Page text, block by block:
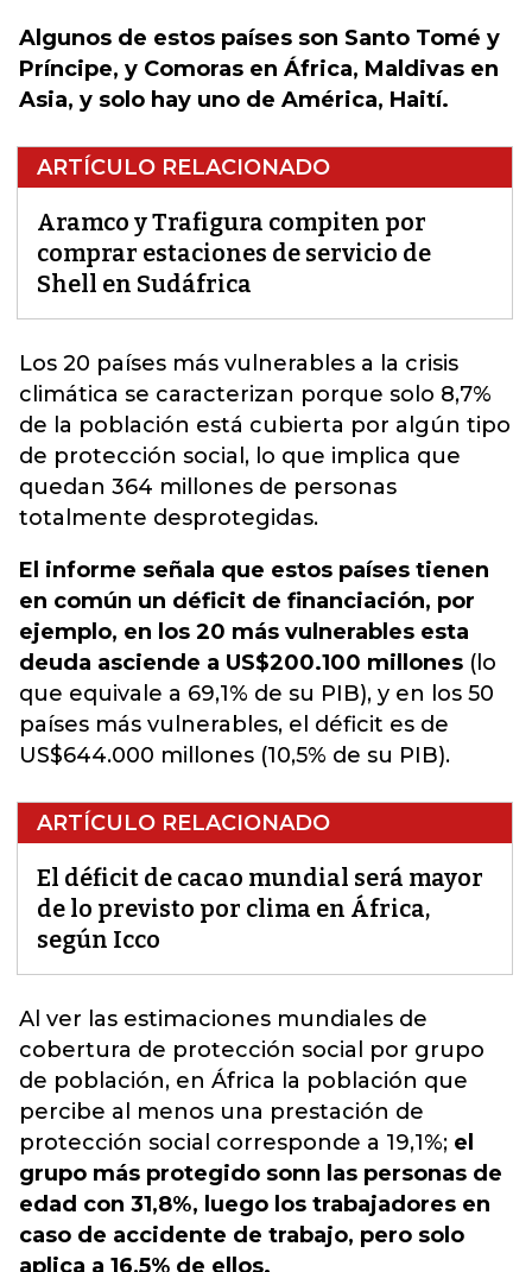
Algunos de estos países son Santo Tomé y
Príncipe, y Comoras en África, Maldivas en
Asia, y solo hay uno de América, Haití.
ARTÍCULO RELACIONADO
Aramco y Trafigura compiten por
comprar estaciones de servicio de
Shell en Sudáfrica
Los 20 países más vulnerables a la crisis
climática se caracterizan porque solo 8,7%
de la población está cubierta por algún tipo
de protección social , lo que implica que
quedan 364 millones de personas
totalmente desprotegidas.
El informe señala que estos países tienen
en común un déficit de financiación, por
ejemplo, en los 20 más vulnerables esta
deuda asciende a US$200.100 millones (lo
que equivale a 69,1% de su PIB), y en los 50
países más vulnerables, el déficit es de
US$644.000 millones (10,5% de su PIB).
ARTÍCULO RELACIONADO
El déficit de cacao mundial será mayor
de lo previsto por clima en África,
según Icco
Al ver las estimaciones mundiales de
cobertura de protección social por grupo
de población, en África la población que
percibe al menos una prestación de
protección social corresponde a 19,1%; el
grupo más protegido sonn las personas de
edad con 31,8%, luego los trabajadores en
caso de accidente de trabajo, pero solo
aplica a 16,5% de ellos.